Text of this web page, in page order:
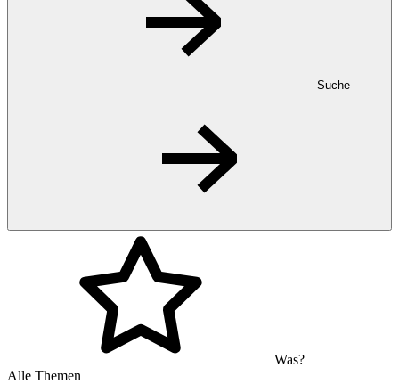
Suche
Was?
Alle Themen